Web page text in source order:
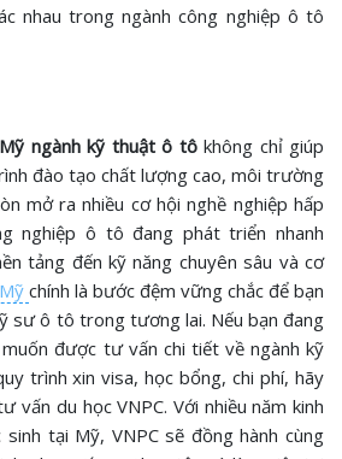
nhau trong ngành công nghiệp ô tô
ngành kỹ thuật ô tôkhông chỉ giúp
đào tạo chất lượng cao, môi trường
mở ra nhiều cơ hội nghề nghiệp hấp
nghiệp ô tô đang phát triển nhanh
tảng đến kỹ năng chuyên sâu và cơ
chính là bước đệm vững chắc để bạn
sư ô tô trong tương lai. Nếu bạn đang
được tư vấn chi tiết về ngành kỹ
trình xin visa, học bổng, chi phí, hãy
vấn du học VNPC. Với nhiều năm kinh
tại Mỹ, VNPC sẽ đồng hành cùng